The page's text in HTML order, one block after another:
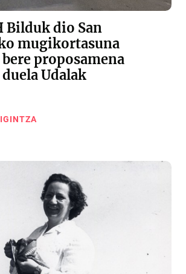
Bilduk dio San
mugikortasuna
proposamena
Udalak